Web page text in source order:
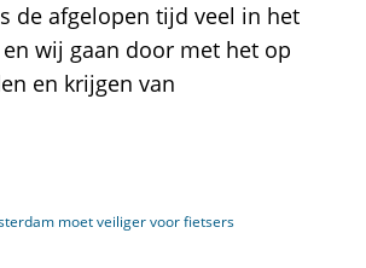
de afgelopen tijd veel in het
wij gaan door met het op
en krijgen van
moet veiliger voor fietsers